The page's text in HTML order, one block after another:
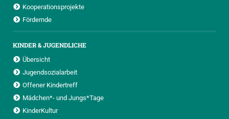
Kooperationsprojekte
Fördernde
KINDER & JUGENDLICHE
Übersicht
Jugendsozialarbeit
Offener Kindertreff
Mädchen*- und Jungs*Tage
KinderKultur